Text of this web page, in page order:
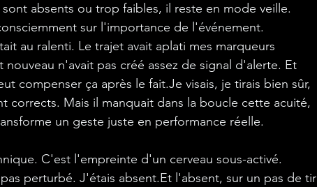
absents ou trop faibles, il reste en mode veille.
sur l'importance de l'événement.
au ralenti. Le trajet avait aplati mes marqueurs
n'avait pas créé assez de signal d'alerte. Et
compenser ça après le fait.Je visais, je tirais bien sûr,
corrects. Mais il manquait dans la boucle cette acuité,
un geste juste en performance réelle.
C'est l'empreinte d'un cerveau sous-activé.
perturbé. J'étais absent.Et l'absent, sur un pas de tir